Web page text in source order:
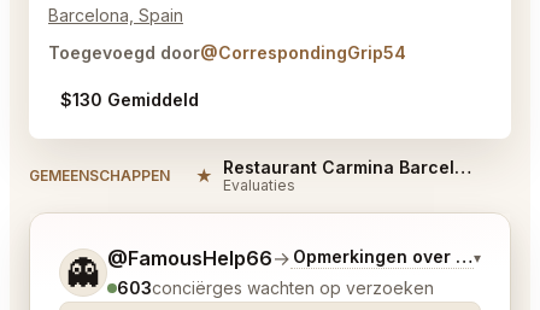
Barcelona, Spain
Toegevoegd door@CorrespondingGrip54
$130 Gemiddeld
GEMEENSCHAPPEN ★ Restaurant Carmina Barcelona Reviews
Evaluaties
👻 @FamousHelp66→ Opmerkingen over Laatste
▾
603conciërges wachten op verzoeken
Vertel me wat je wilt.